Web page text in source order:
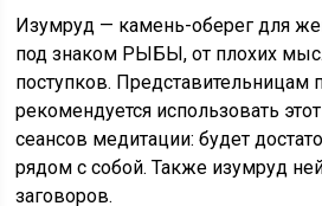
Изумруд — камень-оберег для
под знаком РЫБЫ, от плохих
поступков. Представительницам
рекомендуется использовать
сеансов медитации: будет
рядом с собой. Также изумруд
заговоров.